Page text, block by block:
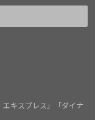
エキスプレス」「ダイナ